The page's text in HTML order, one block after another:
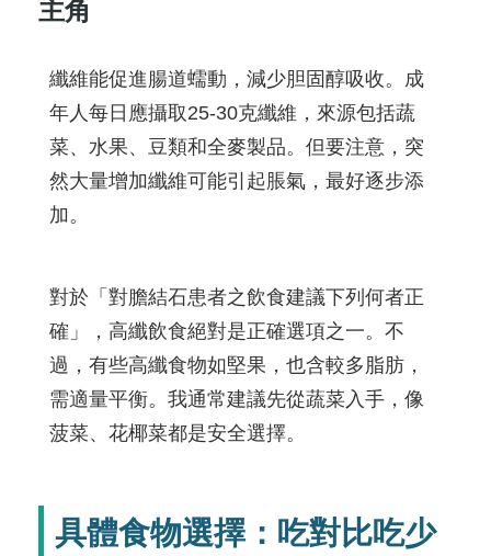
主角
纖維能促進腸道蠕動，減少胆固醇吸收。成
年人每日應攝取25-30克纖維，來源包括蔬
菜、水果、豆類和全麥製品。但要注意，突
然大量增加纖維可能引起脹氣，最好逐步添
加。
對於「對膽結石患者之飲食建議下列何者正
確」，高纖飲食絕對是正確選項之一。不
過，有些高纖食物如堅果，也含較多脂肪，
需適量平衡。我通常建議先從蔬菜入手，像
菠菜、花椰菜都是安全選擇。
具體食物選擇：吃對比吃少